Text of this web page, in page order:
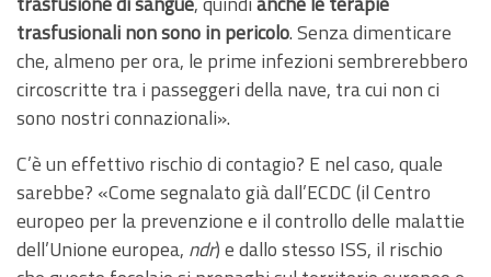
trasfusionali non sono in pericolo. Senza dimenticare
che, almeno per ora, le prime infezioni sembrerebbero
circoscritte tra i passeggeri della nave, tra cui non ci
sono nostri connazionali».
C’è un effettivo rischio di contagio? E nel caso, quale
sarebbe? «Come segnalato già dall’ECDC (il Centro
europeo per la prevenzione e il controllo delle malattie
dell’Unione europea, ndr) e dallo stesso ISS, il rischio